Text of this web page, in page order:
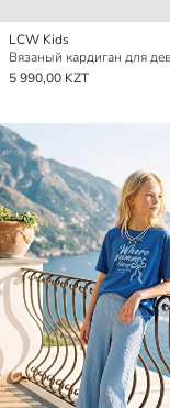
LCW Kids
5 990,00 KZT